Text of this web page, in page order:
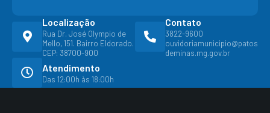
Localização
Rua Dr. José Olympio de
Mello, 151. Bairro Eldorado.
CEP: 38700-900
Contato
3822-9600
ouvidoriamunicipio@patos
deminas.mg.gov.br
Atendimento
Das 12:00h às 18:00h